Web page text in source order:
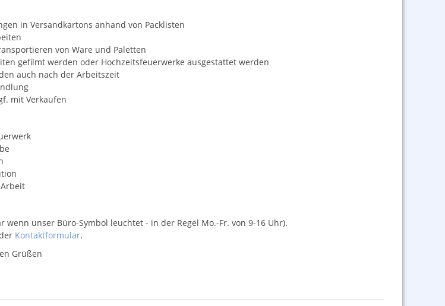
in Versandkartons anhand von Packlisten
von Ware und Paletten
gefilmt werden oder Hochzeitsfeuerwerke ausgestattet werden
auch nach der Arbeitszeit
mit Verkaufen
wenn unser Büro-Symbol leuchtet - in der Regel Mo.-Fr. von 9-16 Uhr).
Kontaktformular.
Grüßen